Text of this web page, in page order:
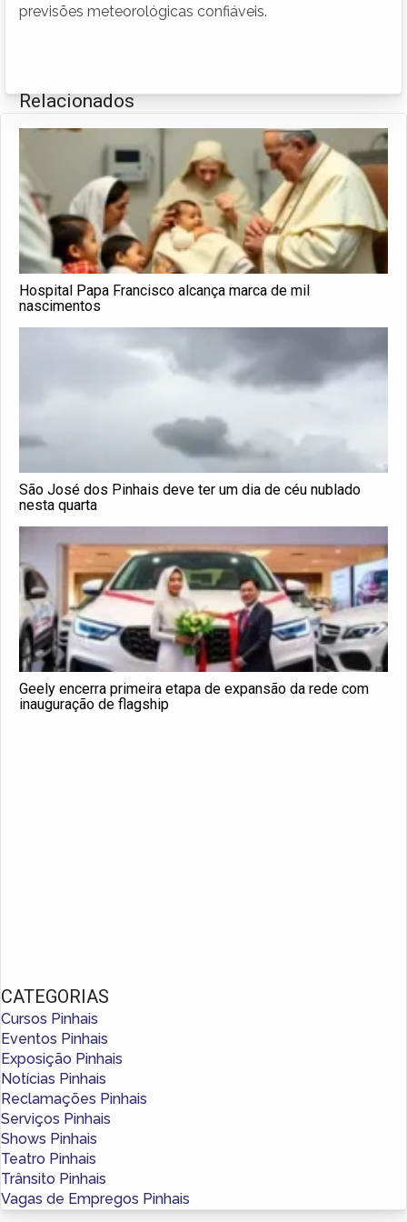
previsões meteorológicas confiáveis.
Relacionados
Hospital Papa Francisco alcança marca de mil
nascimentos
São José dos Pinhais deve ter um dia de céu nublado
nesta quarta
Geely encerra primeira etapa de expansão da rede com
inauguração de flagship
CATEGORIAS
Cursos Pinhais
Eventos Pinhais
Exposição Pinhais
Notícias Pinhais
Reclamações Pinhais
Serviços Pinhais
Shows Pinhais
Teatro Pinhais
Trânsito Pinhais
Vagas de Empregos Pinhais